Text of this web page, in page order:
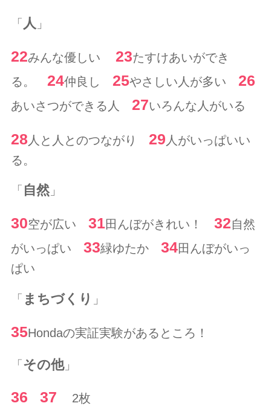
「 人 」
22みんな優しい 23たすけあいができ
る。 24仲良し 25やさしい人が多い 26
あいさつができる人 27いろんな人がいる
28 人と人とのつながり 29 人がいっぱいい
る。
「 自然」
30空が広い 31田んぼがきれい！ 32自然
がいっぱい 33緑ゆたか 34田んぼがいっ
ぱい
「 まちづくり 」
35Hondaの実証実験があるところ！
「その他」
36 37 2枚